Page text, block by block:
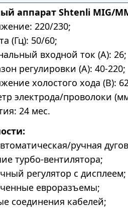
аппарат Shtenli MIG/
220/230;
(Гц): 50/60;
входной ток (А): 26;
регулировки (А): 40-220;
холостого хода (В):
электрода/проволоки
24 мес.
ручная
турбо-вентилятора;
регулятор с дисплеем;
евроразъемы;
соединения кабелей;